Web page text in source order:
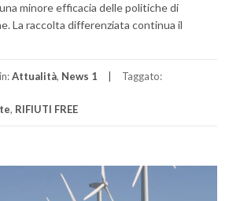
minore efficacia delle politiche di
La raccolta differenziata continua il
Attualità, News 1 Taggato:
, RIFIUTI FREE